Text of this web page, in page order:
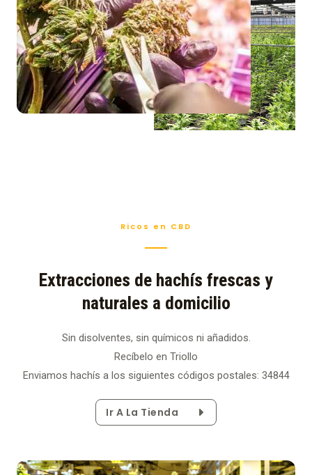
Ricos en CBD
Extracciones de hachís frescas y
naturales a domicilio
Sin disolventes, sin químicos ni añadidos.
Recíbelo en Triollo
Enviamos hachís a los siguientes códigos postales: 34844
Ir A La Tienda